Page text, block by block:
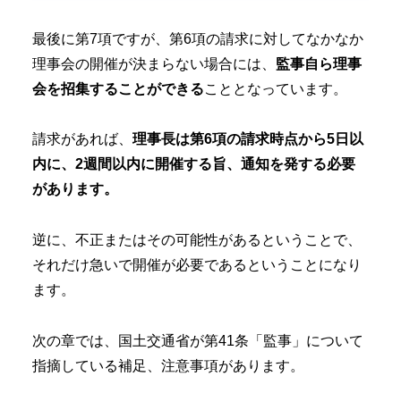
最後に第7項ですが、第6項の請求に対してなかなか
理事会の開催が決まらない場合には、 監事自ら理事
会を招集することができることとなっています。
請求があれば、 理事長は第6項の請求時点から5日以
内に、2週間以内に開催する旨、通知を発する必要
があります。
逆に、不正またはその可能性があるということで、
それだけ急いで開催が必要であるということになり
ます。
次の章では、国土交通省が第41条「監事」について
指摘している補足、注意事項があります。